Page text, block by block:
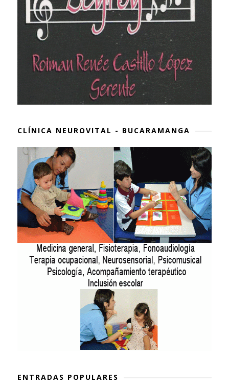
CLÍNICA NEUROVITAL - BUCARAMANGA
ENTRADAS POPULARES